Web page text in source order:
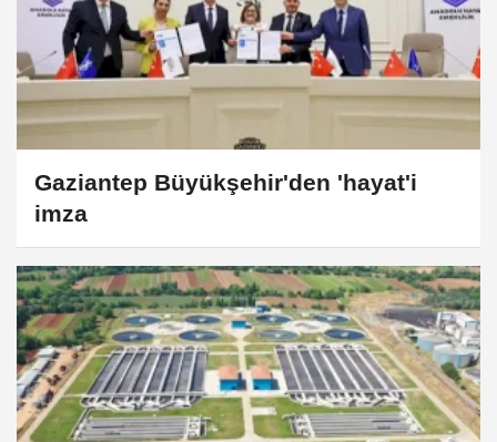
Gaziantep Büyükşehir'den 'hayat'i
imza